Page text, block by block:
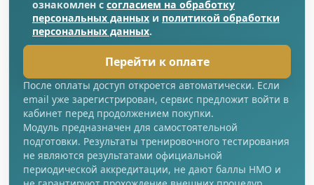
ознакомлен с согласием на обработку
персональных данных и политикой обработки
персональных данных.
Перейти к оплате
После оплаты доступ откроется автоматически. Если
email уже зарегистрирован, сервис предложит войти в
кабинет перед продолжением покупки.
Модуль предназначен для самостоятельной
подготовки. Результаты тренировочного тестирования
не являются результатами официальной
периодической аккредитации, не дают баллы НМО и